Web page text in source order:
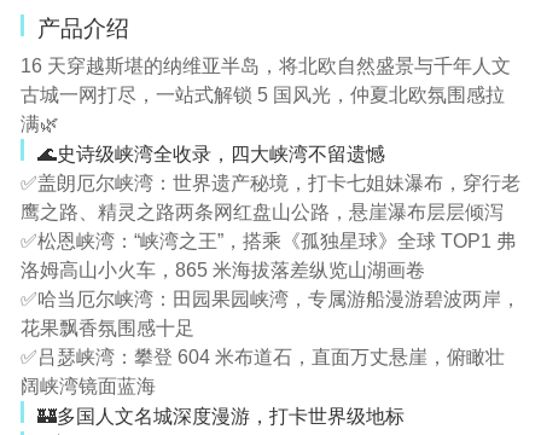
产品介绍
16 天穿越斯堪的纳维亚半岛，将北欧自然盛景与千年人文
古城一网打尽，一站式解锁 5 国风光，仲夏北欧氛围感拉
满🌿
🌊史诗级峡湾全收录，四大峡湾不留遗憾
✅盖朗厄尔峡湾：世界遗产秘境，打卡七姐妹瀑布，穿行老
鹰之路、精灵之路两条网红盘山公路，悬崖瀑布层层倾泻
✅松恩峡湾：“峡湾之王”，搭乘《孤独星球》全球 TOP1 弗
洛姆高山小火车，865 米海拔落差纵览山湖画卷
✅哈当厄尔峡湾：田园果园峡湾，专属游船漫游碧波两岸，
花果飘香氛围感十足
✅吕瑟峡湾：攀登 604 米布道石，直面万丈悬崖，俯瞰壮
阔峡湾镜面蓝海
🏰多国人文名城深度漫游，打卡世界级地标